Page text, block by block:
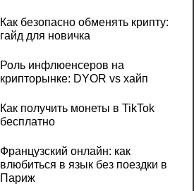
Как безопасно обменять крипту:
гайд для новичка
Роль инфлюенсеров на
крипторынке: DYOR vs хайп
Как получить монеты в TikTok
бесплатно
Французский онлайн: как
влюбиться в язык без поездки в
Париж